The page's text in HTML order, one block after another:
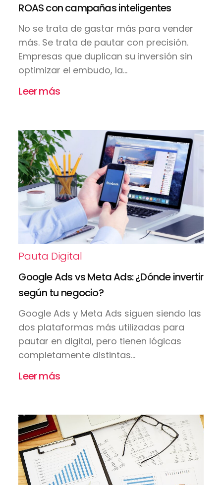
ROAS con campañas inteligentes
No se trata de gastar más para vender
más. Se trata de pautar con precisión.
Empresas que duplican su inversión sin
optimizar el embudo, la...
Leer más
Pauta Digital
Google Ads vs Meta Ads: ¿Dónde invertir
según tu negocio?
Google Ads y Meta Ads siguen siendo las
dos plataformas más utilizadas para
pautar en digital, pero tienen lógicas
completamente distintas...
Leer más